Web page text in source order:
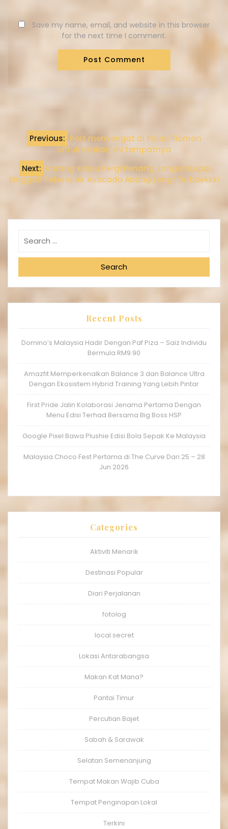
Save my name, email, and website in this browser
for the next time I comment.
Previous: Port menyengat di Pulau Tioman
untuk makan, ini tempatnya
Next: Korang Kalau Pergi Penang Jangan Lupa
Singgah Pekena Air Avocado Abang Long! Terbaekkk!
Search
Recent Posts
Domino’s Malaysia Hadir Dengan Paf Piza – Saiz Individu
Bermula RM9.90
Amazfit Memperkenalkan Balance 3 dan Balance Ultra
Dengan Ekosistem Hybrid Training Yang Lebih Pintar
First Pride Jalin Kolaborasi Jenama Pertama Dengan
Menu Edisi Terhad Bersama Big Boss HSP
Google Pixel Bawa Plushie Edisi Bola Sepak Ke Malaysia
Malaysia Choco Fest Pertama di The Curve Dari 25 – 28
Jun 2026
Categories
Aktiviti Menarik
Destinasi Popular
Diari Perjalanan
fotolog
local secret
Lokasi Antarabangsa
Makan Kat Mana?
Pantai Timur
Percutian Bajet
Sabah & Sarawak
Selatan Semenanjung
Tempat Makan Wajib Cuba
Tempat Penginapan Lokal
Terkini